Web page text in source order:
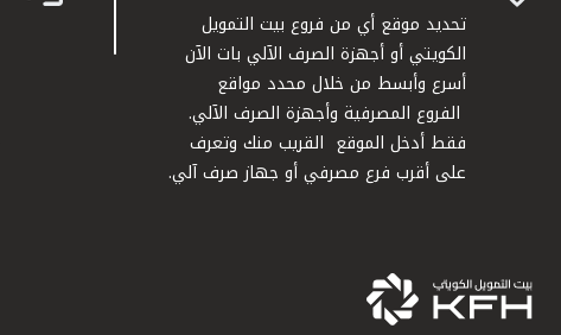
تحديد موقع أي من فروع بيت التمويل
الكويتي أو أجهزة الصرف الآلي بات الآن
أسرع وأبسط من خلال محدد مواقع
الفروع المصرفية وأجهزة الصرف الآلي.
فقط أدخل الموقع القريب منك وتعرف
على أقرب فرع مصرفي أو جهاز صرف آلي.